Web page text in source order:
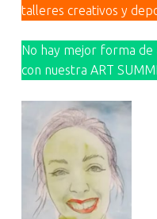
talleres creativos y
No hay mejor forma de
con nuestra ART